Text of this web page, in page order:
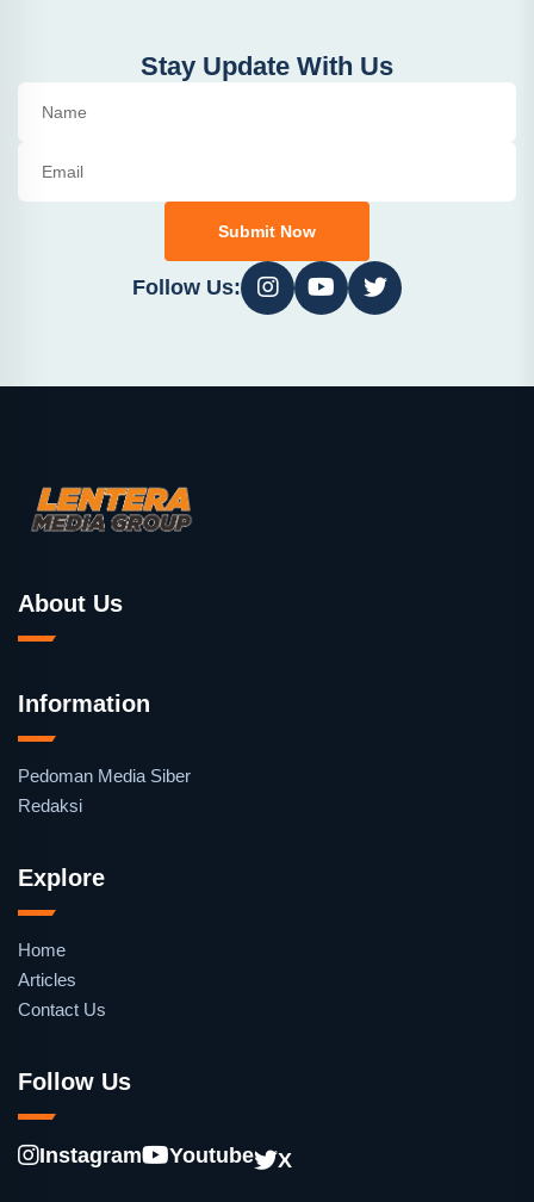
Stay Update With Us
Submit Now
Follow Us:
About Us
Information
Pedoman Media Siber
Redaksi
Explore
Home
Articles
Contact Us
Follow Us
Instagram Youtube X